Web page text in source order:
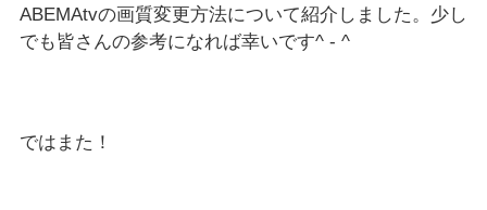
ABEMAtvの画質変更方法について紹介しました。少し
でも皆さんの参考になれば幸いです^ - ^
ではまた！